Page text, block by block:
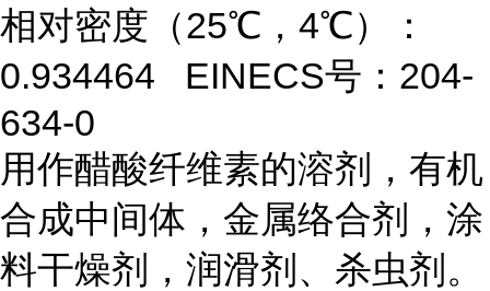
相对密度（25℃，4℃）：
0.934464 EINECS号：204-
634-0
用作醋酸纤维素的溶剂，有机
合成中间体，金属络合剂，涂
料干燥剂，润滑剂、杀虫剂。